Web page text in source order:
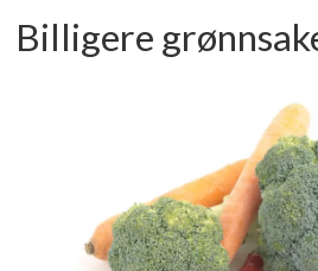
Billigere